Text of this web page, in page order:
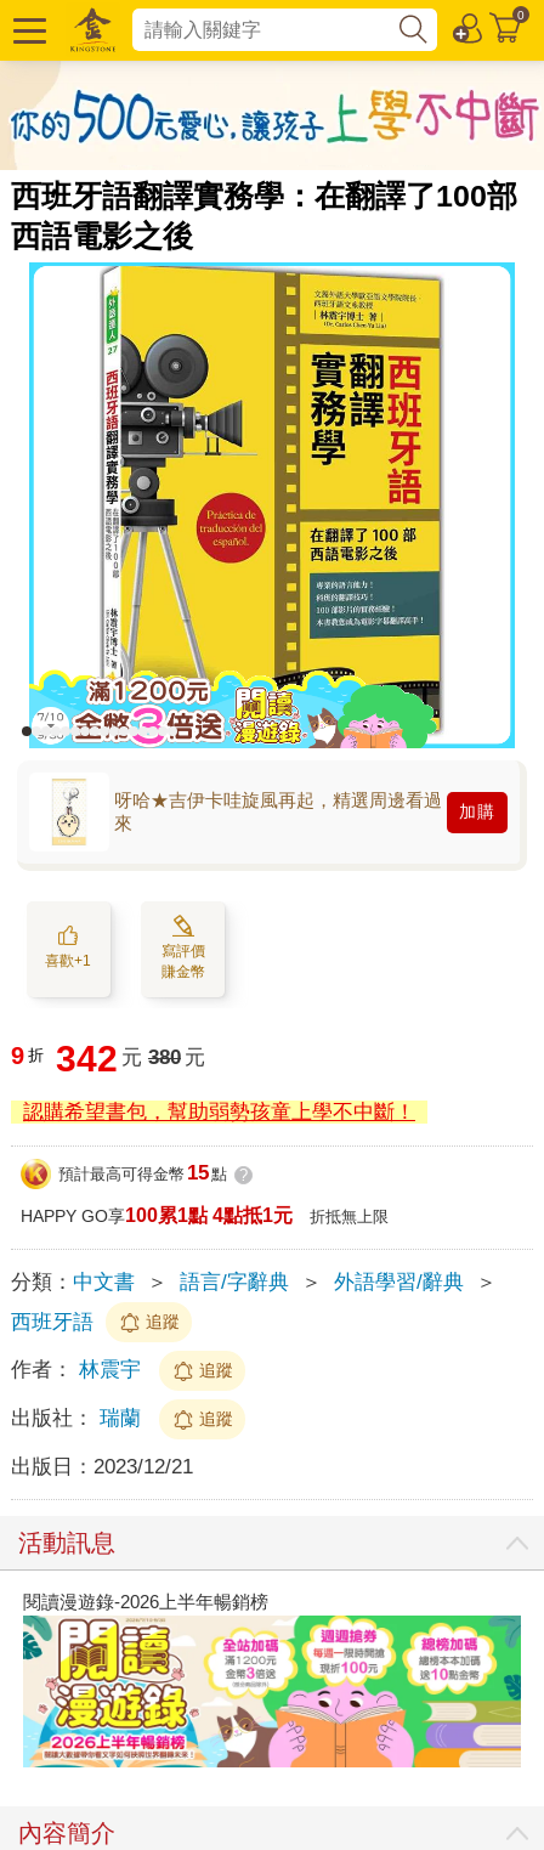
0
西班牙語翻譯實務學：在翻譯了100部
西語電影之後
呀哈★吉伊卡哇旋風再起，精選周邊看過
來
加購
喜歡+1
寫評價
賺金幣
9 折 342 元 380 元
認購希望書包，幫助弱勢孩童上學不中斷！
預計最高可得金幣 15點 ?
HAPPY GO享100累1點 4點抵1元 折抵無上限
分類： 中文書 ＞ 語言/字辭典 ＞ 外語學習/辭典
＞
西班牙語
追蹤
作者： 林震宇 追蹤
出版社： 瑞蘭 追蹤
出版日： 2023/12/21
活動訊息
閱讀漫遊錄-2026上半年暢銷榜
內容簡介